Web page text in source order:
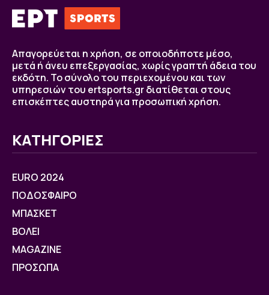
Απαγορεύεται η χρήση, σε οποιοδήποτε μέσο,
μετά ή άνευ επεξεργασίας, χωρίς γραπτή άδεια του
εκδότη. Το σύνολο του περιεχομένου και των
υπηρεσιών του ertsports.gr διατίθεται στους
επισκέπτες αυστηρά για προσωπική χρήση.
ΚΑΤΗΓΟΡΙΕΣ
EURO 2024
ΠΟΔΟΣΦΑΙΡΟ
ΜΠΑΣΚΕΤ
ΒOΛΕΙ
MAGAZINE
ΠΡΟΣΩΠΑ